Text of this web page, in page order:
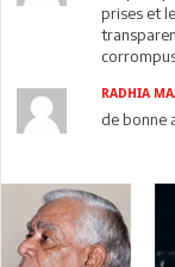
prises et
RADHIA
de bonne